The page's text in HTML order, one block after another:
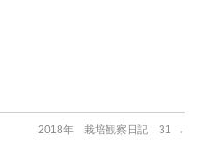
2018年 栽培観察日記 31 →